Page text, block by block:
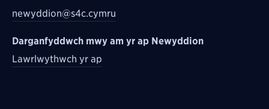
newyddion@s4c.cymru
Darganfyddwch mwy am yr ap Newyddion
Lawrlwythwch yr ap